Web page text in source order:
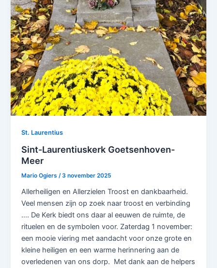
St. Laurentius
Sint-Laurentiuskerk Goetsenhoven-
Meer
Mario Ogiers /3 november 2025
Allerheiligen en Allerzielen Troost en dankbaarheid.
Veel mensen zijn op zoek naar troost en verbinding
…. De Kerk biedt ons daar al eeuwen de ruimte, de
rituelen en de symbolen voor. Zaterdag 1 november:
een mooie viering met aandacht voor onze grote en
kleine heiligen en een warme herinnering aan de
overledenen van ons dorp. Met dank aan de helpers